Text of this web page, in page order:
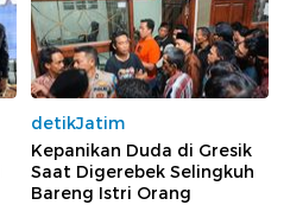
detikJatim
Kepanikan Duda di Gresik
Saat Digerebek Selingkuh
Bareng Istri Orang